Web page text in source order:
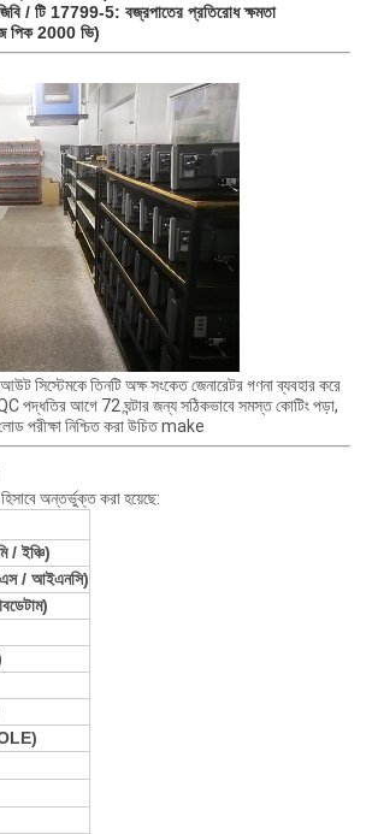
/ টি 17799-5: বজ্রপাতের প্রতিরোধ ক্ষমতা
পিক 2000 ভি)
সিস্টেমকে তিনটি অক্ষ সংকেত জেনারেটর গণনা ব্যবহার করে
QC পদ্ধতির আগে 72 ঘন্টার জন্য সঠিকভাবে সমস্ত কোটিং পড়া,
পরীক্ষা নিশ্চিত করা উচিত make
হিসাবে অন্তর্ভুক্ত করা হয়েছে:
/ ইঞ্চি)
/ আইএনসি)